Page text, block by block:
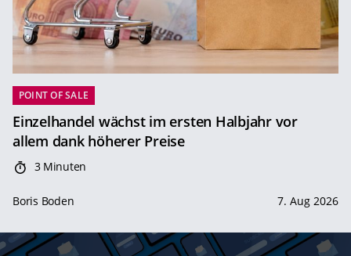
POINT OF SALE
Einzelhandel wächst im ersten Halbjahr vor
allem dank höherer Preise
3 Minuten
Boris Boden 7. Aug 2026